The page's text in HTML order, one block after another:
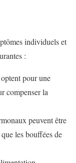
individuels et
:
pour une
compenser la
peuvent être
les bouffées de